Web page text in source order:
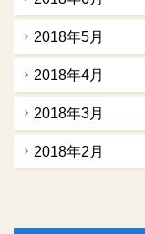
2018年5月
2018年4月
2018年3月
2018年2月